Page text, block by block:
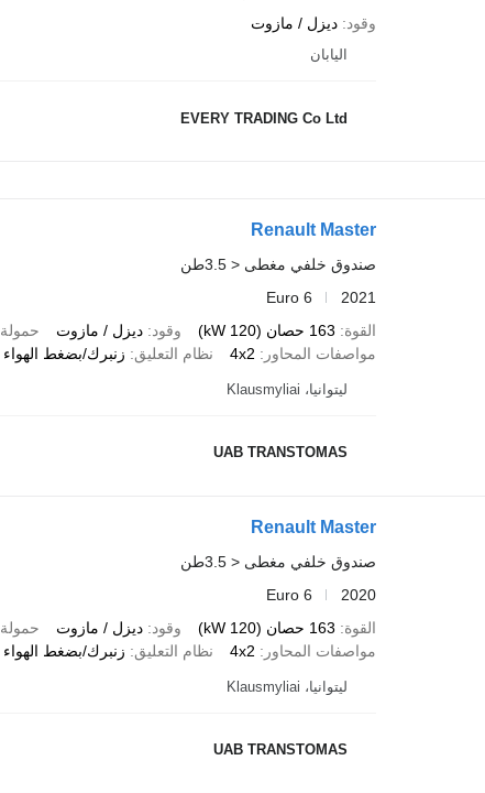
وقود
ديزل / مازوت
اليابان
EVERY TRADING Co Ltd
Renault Master
صندوق خلفي مغطى < 3.5طن
2021
Euro 6
القوة
163 حصان (120 kW) وقود ديزل / مازوت حمولة
مواصفات المحاور
4x2 نظام التعليق زنبرك/بضغط الهواء
ليتوانيا، Klausmyliai
UAB TRANSTOMAS
Renault Master
صندوق خلفي مغطى < 3.5طن
2020
Euro 6
القوة
163 حصان (120 kW) وقود ديزل / مازوت حمولة
مواصفات المحاور
4x2 نظام التعليق زنبرك/بضغط الهواء
ليتوانيا، Klausmyliai
UAB TRANSTOMAS